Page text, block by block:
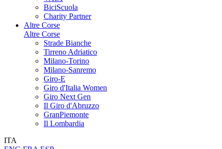
BiciScuola
Charity Partner
Altre Corse
Altre Corse
Strade Bianche
Tirreno Adriatico
Milano-Torino
Milano-Sanremo
Giro-E
Giro d'Italia Women
Giro Next Gen
Il Giro d'Abruzzo
GranPiemonte
Il Lombardia
ITA